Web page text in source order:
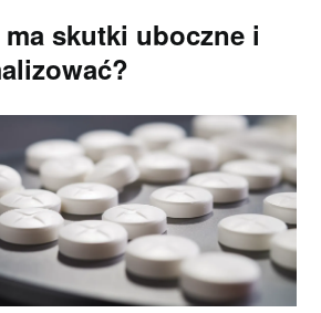
skutki uboczne i